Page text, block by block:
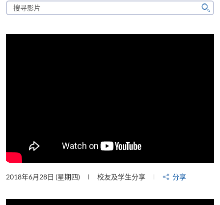
搜
寻
片
搜
2018年6月28日 (星期四) 校友及学生分享 分享